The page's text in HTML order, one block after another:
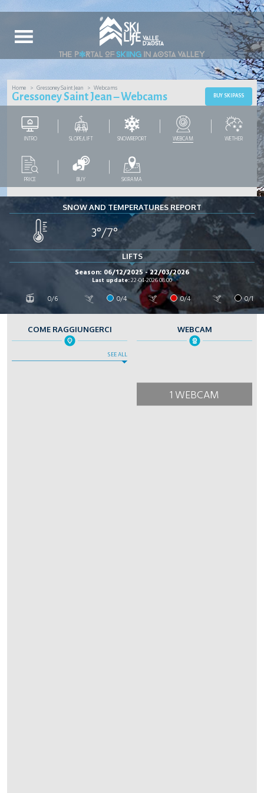
Home Gressoney Saint Jean Webcams
Gressoney Saint Jean – Webcams BUY SKIPASS
INTRO SLOPE/LIFT SNOWREPORT WEBCAM WETHER
PRICE BUY SKIRAMA
SNOW AND TEMPERATURES REPORT
3°/7°
LIFTS
Season: 06/12/2025 - 22/03/2026
Last update:22-04-2026 08:00
0/6 0/4 0/4 0/1
COME RAGGIUNGERCI
SEE ALL
WEBCAM
1 WEBCAM